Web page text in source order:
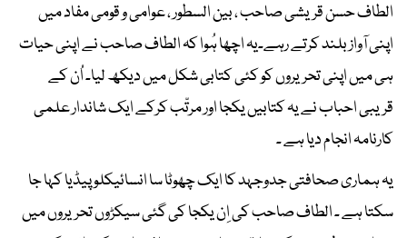
الطاف حسن قریشی صاحب ، بین السطور ، عوامی و قومی مفاد میں
اپنی آوازبلند کرتے رہے۔یہ اچھا ہُوا کہ الطاف صاحب نے اپنی حیات
ہی میں اپنی تحریروں کو کئی کتابی شکل میں دیکھ لیا۔ اُن کے
قریبی احباب نے یہ کتابیں یکجا اور مرتّب کرکے ایک شاندار علمی
کارنامہ انجام دیا ہے ۔
یہ ہماری صحافتی جدوجہد کا ایک چھوٹا سا انسائیکلو پیڈیا کہا جا
سکتا ہے ۔ الطاف صاحب کی اِن یکجا کی گئی سیکڑوں تحریروں میں